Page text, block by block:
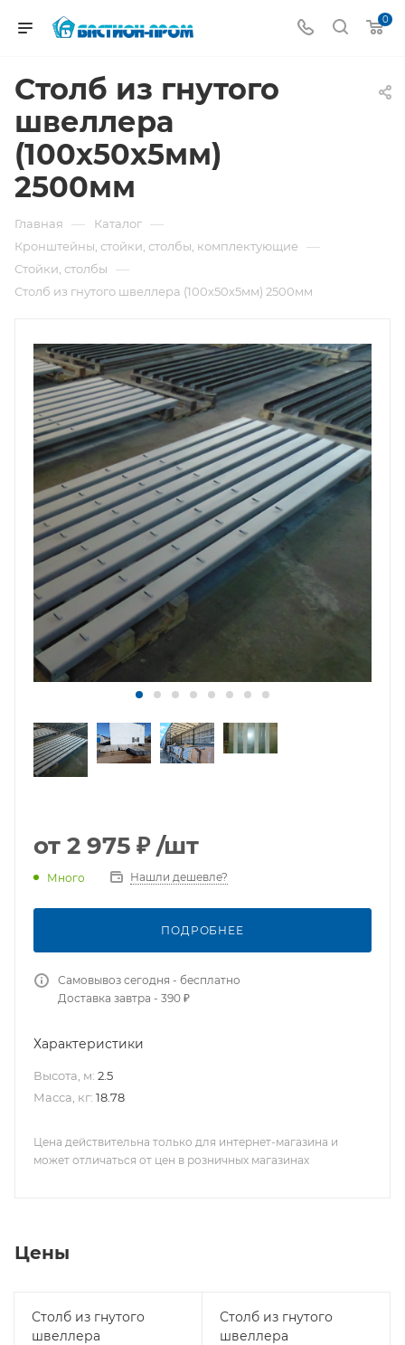
0
Столб из гнутого
швеллера
(100х50х5мм)
2500мм
Главная — Каталог —
Кронштейны, стойки, столбы, комплектующие —
Стойки, столбы —
Столб из гнутого швеллера (100х50х5мм) 2500мм
от 2 975 ₽ /шт
Много Нашли дешевле?
ПОДРОБНЕЕ
Самовывоз сегодня - бесплатно
Доставка завтра - 390 ₽
Характеристики
Высота, м: 2.5
Масса, кг: 18.78
Цена действительна только для интернет-магазина и
может отличаться от цен в розничных магазинах
Цены
Столб из гнутого
швеллера
Столб из гнутого
швеллера